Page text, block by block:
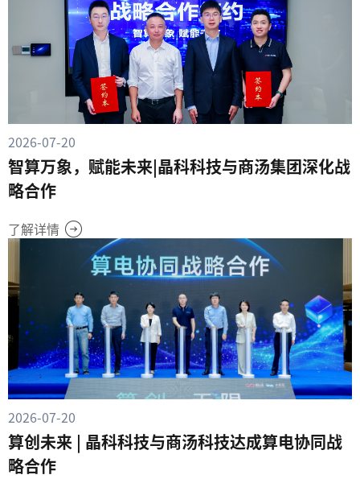
2026-07-20
智算万象，赋能未来|晶科科技与商汤集团深化战
略合作
了解详情
2026-07-20
算创未来 | 晶科科技与商汤科技达成算电协同战
略合作